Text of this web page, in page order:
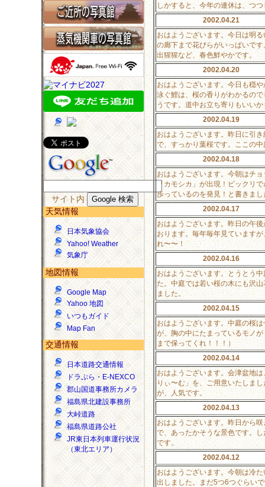
サイト内
天気情報
日本気象協会
Yahoo! Weather
気象庁
地図情報
Google Map
Yahoo 地図
いつもガイド
Map Fan
交通情報
日本道路交通情報
ドラぷら・E-NEXCO
郡山国道事務所カメラ
福島県北建設事務所
大峠道路
福島県道路公社
JR東日本列車運行状況
（東北エリア）
しかすると、今年の連休は、つ
2002.04.21
おはようございます。今日は明
の廊下まで花びらがいっぱいで
出猩猩など、春色鮮やかです。
2002.04.20
おはようございます。今日も穏
泳ぐ鯉は、桜の香りがわかるの
うです。道中お立ち寄りもいい
2002.04.19
おはようございます。昨日に引
で、すっかり葉桜です。ここの
2002.04.18
おはようございます。今朝はチ
「カモシカ」が出現！ビックリ
歩っているのを発見！と書きま
2002.04.17
おはようございます。昨日の午
おります。毎年毎年見ています
れ〜〜！
2002.04.16
おはようございます。とうとう
た。中庭では若い桜の木にも沢
ました。
2002.04.15
おはようございます。中庭の桜
が、胸の中にたまっているモノ
まで保ってくれ！！！）
2002.04.14
おはようございます。会津盆地
りぃ〜む」を、ご用意いたしま
が、人気です。
2002.04.13
おはようございます。昨日から
で、あったかそうな景色です。
です。
2002.04.12
おはようございます。今朝は冷
出しました。まだ5つ6つぐらい